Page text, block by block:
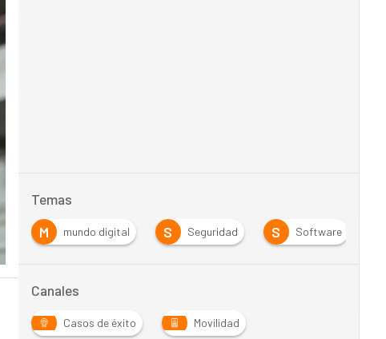
Temas
M mundo digital S Seguridad S Software
Canales
Casos de éxito Movilidad